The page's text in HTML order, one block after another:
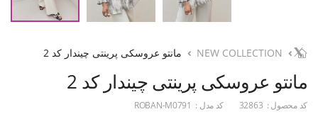
NEW COLLECTION مانتو عروسکی پرینتی چیندار کد 2
مانتو عروسکی پرینتی چیندار کد 2
کد محصول : 32863 کد مدل : ROBAN-M0791